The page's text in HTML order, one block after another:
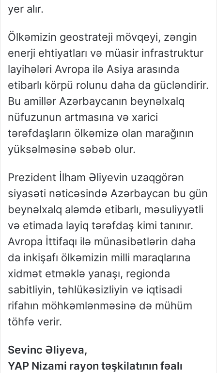
yer alır.
Ölkəmizin geostrateji mövqeyi, zəngin
enerji ehtiyatları və müasir infrastruktur
layihələri Avropa ilə Asiya arasında
etibarlı körpü rolunu daha da gücləndirir.
Bu amillər Azərbaycanın beynəlxalq
nüfuzunun artmasına və xarici
tərəfdaşların ölkəmizə olan marağının
yüksəlməsinə səbəb olur.
Prezident İlham Əliyevin uzaqgörən
siyasəti nəticəsində Azərbaycan bu gün
beynəlxalq aləmdə etibarlı, məsuliyyətli
və etimada layiq tərəfdaş kimi tanınır.
Avropa İttifaqı ilə münasibətlərin daha
da inkişafı ölkəmizin milli maraqlarına
xidmət etməklə yanaşı, regionda
sabitliyin, təhlükəsizliyin və iqtisadi
rifahın möhkəmlənməsinə də mühüm
töhfə verir.
Sevinc Əliyeva,
YAP Nizami rayon təşkilatının fəalı